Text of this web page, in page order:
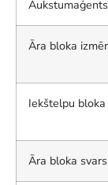
Aukstumaģents
Āra bloka
Iekštelpu
Āra bloka svars